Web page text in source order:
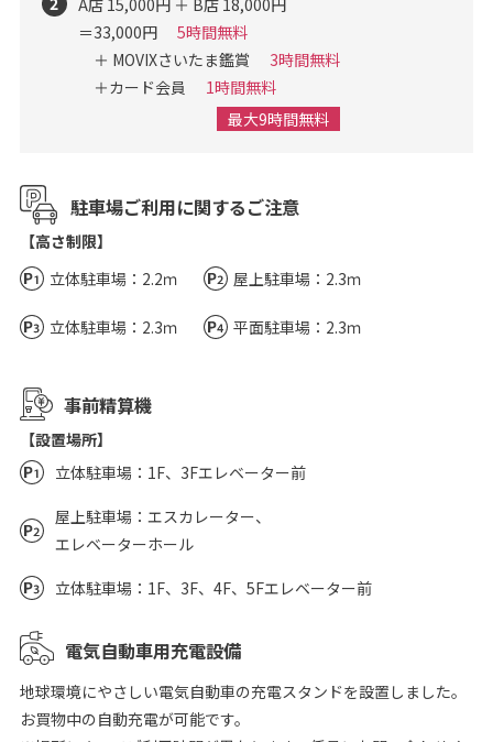
＝33,000円
5時間無料
＋ MOVIXさいたま鑑賞
3時間無料
＋カード会員
1時間無料
最大9時間無料
駐車場ご利用に関するご注意
【高さ制限】
立体駐車場：2.2ｍ
屋上駐車場：2.3ｍ
立体駐車場：2.3ｍ 平面駐車場：2.3ｍ
事前精算機
【設置場所】
立体駐車場：1F、3Fエレベーター前
屋上駐車場：エスカレーター、
エレベーターホール
立体駐車場：1F、3F、4F、5Fエレベーター前
電気自動車用充電設備
地球環境にやさしい電気自動車の充電スタンドを設置しました。
お買物中の自動充電が可能です。